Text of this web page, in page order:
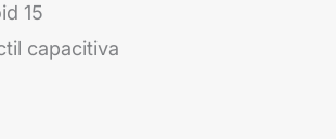
15
capacitiva